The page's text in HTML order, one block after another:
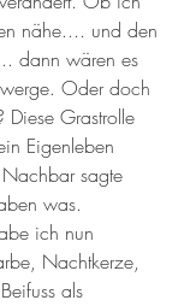
nähe.... und den
dann wären es
Oder doch
Diese Grastrolle
Eigenleben
sagte
was.
ich nun
Nachtkerze,
als